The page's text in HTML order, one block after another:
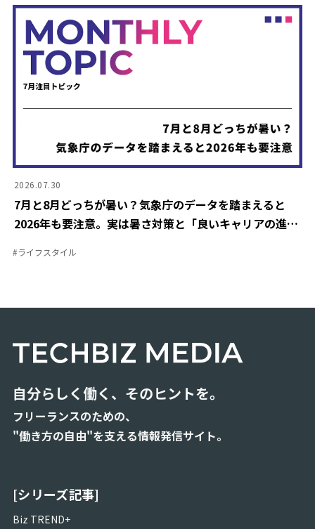
2026.07.30
7月と8月どっちが暑い？気象庁のデータを踏まえると
2026年も要注意。実は暑さ対策と「良いキャリアの進め
#ライフスタイル
自分らしく働く、そのヒントを。
フリーランスのための、
"働き方の自由"を支える情報発信サイト。
[シリーズ記事]
Biz TREND+